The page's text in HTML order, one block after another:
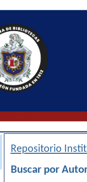
Repositorio
Buscar por